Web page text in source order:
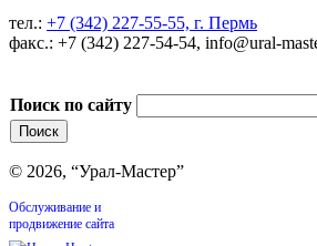
тел.: +7 (342) 227-55-55, г. Пермь
факс.: +7 (342) 227-54-54, info@ural-
Поиск по сайту
© 2026, “Урал-Мастер”
Обслуживание и
продвижение сайта